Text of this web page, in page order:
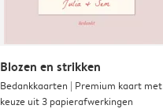
Blozen en strikken
Bedankkaarten | Premium kaart met
keuze uit 3 papierafwerkingen